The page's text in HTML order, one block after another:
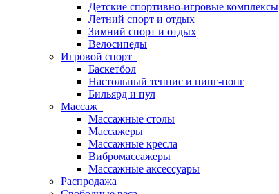
Детские спортивно-игровые комплексы
Летний спорт и отдых
Зимний спорт и отдых
Велосипеды
Игровой спорт
Баскетбол
Настольный теннис и пинг-понг
Бильярд и пул
Массаж
Массажные столы
Массажеры
Массажные кресла
Вибромассажеры
Массажные аксессуары
Распродажа